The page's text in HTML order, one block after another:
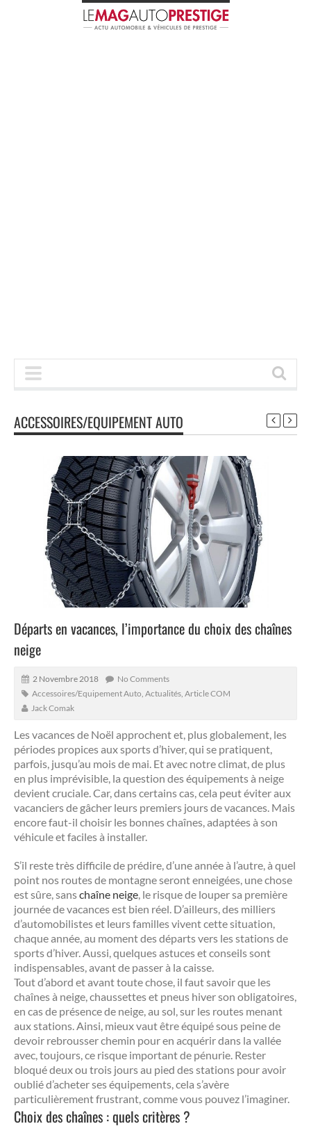
ACCESSOIRES/EQUIPEMENT AUTO
Départs en vacances, l’importance du choix des chaînes
neige
2 Novembre 2018
No Comments
Accessoires/Equipement Auto Actualités Article COM
Jack Comak
Les vacances de Noël approchent et, plus globalement, les
périodes propices aux sports d’hiver, qui se pratiquent,
parfois, jusqu’au mois de mai. Et avec notre climat, de plus
en plus imprévisible, la question des équipements à neige
devient cruciale. Car, dans certains cas, cela peut éviter aux
vacanciers de gâcher leurs premiers jours de vacances. Mais
encore faut-il choisir les bonnes chaînes, adaptées à son
véhicule et faciles à installer.
S’il reste très difficile de prédire, d’une année à l’autre, à quel
point nos routes de montagne seront enneigées, une chose
est sûre, sanschaîne neige, le risque de louper sa première
journée de vacances est bien réel. D’ailleurs, des milliers
d’automobilistes et leurs familles vivent cette situation,
chaque année, au moment des départs vers les stations de
sports d’hiver. Aussi, quelques astuces et conseils sont
indispensables, avant de passer à la caisse.
Tout d’abord et avant toute chose, il faut savoir que les
chaînes à neige, chaussettes et pneus hiver son obligatoires,
en cas de présence de neige, au sol, sur les routes menant
aux stations. Ainsi, mieux vaut être équipé sous peine de
devoir rebrousser chemin pour en acquérir dans la vallée
avec, toujours, ce risque important de pénurie. Rester
bloqué deux ou trois jours au pied des stations pour avoir
oublié d’acheter ses équipements, cela s’avère
particulièrement frustrant, comme vous pouvez l’imaginer.
Choix des chaînes : quels critères ?